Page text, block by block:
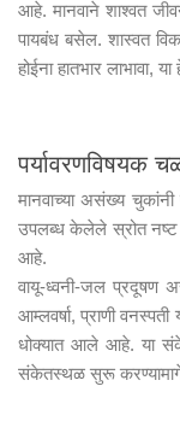
आहे. मानवाने शाश्वत
पायबंध बसेल. शास्वत
होईना हातभार
पर्यावरणविषयक
मानवाच्या असंख्य चुकांनी
उपलब्ध केलेले स्रोत नष्ट
आहे.
वायू-ध्वनी-जल प्रदूषण
आम्लवर्षा, प्राणी
धोक्यात आले आहे. या
संकेतस्थळ सुरू